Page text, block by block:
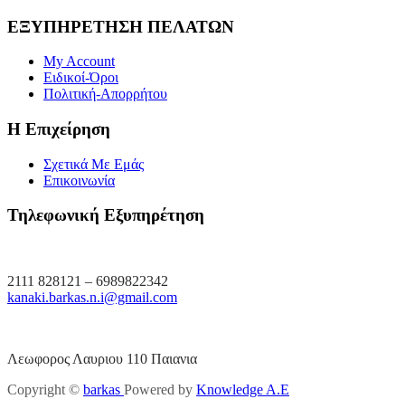
ΕΞΥΠΗΡΕΤΗΣΗ ΠΕΛΑΤΩΝ
My Account
Ειδικοί-Όροι
Πολιτική-Απορρήτου
Η Επιχείρηση
Σχετικά Με Εμάς
Επικοινωνία
Τηλεφωνική Εξυπηρέτηση
2111 828121 – 6989822342
kanaki.barkas.n.i@gmail.com
Λεωφορος Λαυριου 110 Παιανια
Copyright © barkas Powered by Knowledge A.E